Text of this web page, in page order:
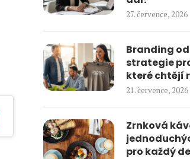
27. července, 2026
Branding od
strategie
které chtějí
21. července, 2026
Zrnková
pro každý